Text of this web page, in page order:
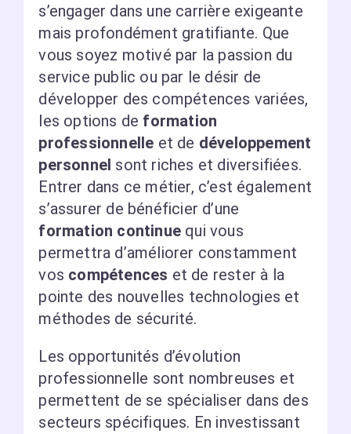
s’engager dans une carrière exigeante
mais profondément gratifiante. Que
vous soyez motivé par la passion du
service public ou par le désir de
développer des compétences variées,
les options de formation
professionnelle et de développement
personnel sont riches et diversifiées.
Entrer dans ce métier, c’est également
s’assurer de bénéficier d’une
formation continue qui vous
permettra d’améliorer constamment
vos compétences et de rester à la
pointe des nouvelles technologies et
méthodes de sécurité.
Les opportunités d’évolution
professionnelle sont nombreuses et
permettent de se spécialiser dans des
secteurs spécifiques. En investissant